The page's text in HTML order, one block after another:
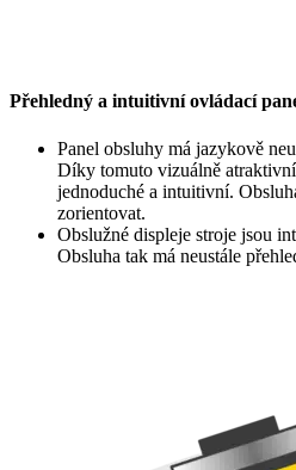
Přehledný a intuitivní ovládací
Panel obsluhy má jazykově
Díky tomuto vizuálně
jednoduché a intuitivní.
zorientovat.
Obslužné displeje stroje jsou
Obsluha tak má neustále